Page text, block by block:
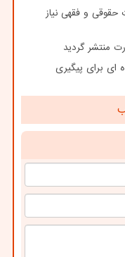
حقوقی و فقهی نیاز
منتشر گردید
ای برای پیگیری